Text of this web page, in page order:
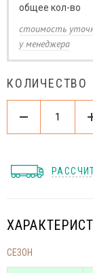
общее кол-во
стоимость
у менеджера
КОЛИЧЕСТВО
СЕЗОН